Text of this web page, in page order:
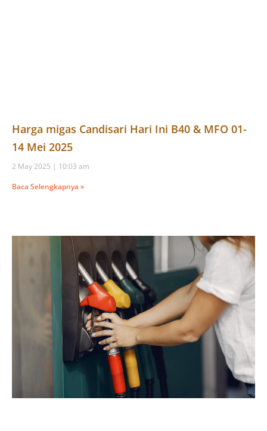
Harga migas Candisari Hari Ini B40 & MFO 01-
14 Mei 2025
2 May 2025
10:03 am
Baca Selengkapnya »